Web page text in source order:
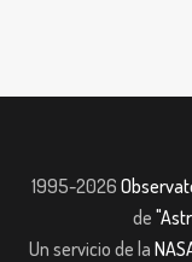
1995-2026
de
Un servicio de la